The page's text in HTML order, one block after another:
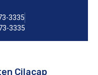
3335
3335
Cilacap